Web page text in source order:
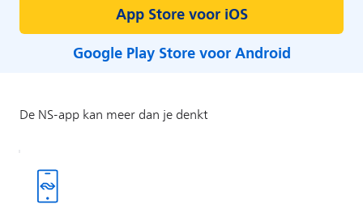
App Store voor iOS
Google Play Store voor Android